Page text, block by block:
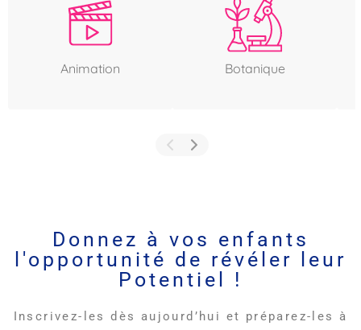
Animation Botanique
Donnez à vos enfants
l'opportunité de révéler leur
Potentiel !
Inscrivez-les dès aujourd’hui et préparez-les à